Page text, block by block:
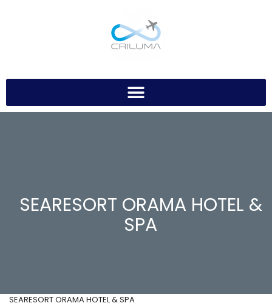
SEARESORT ORAMA HOTEL &
SPA
SEARESORT ORAMA HOTEL & SPA